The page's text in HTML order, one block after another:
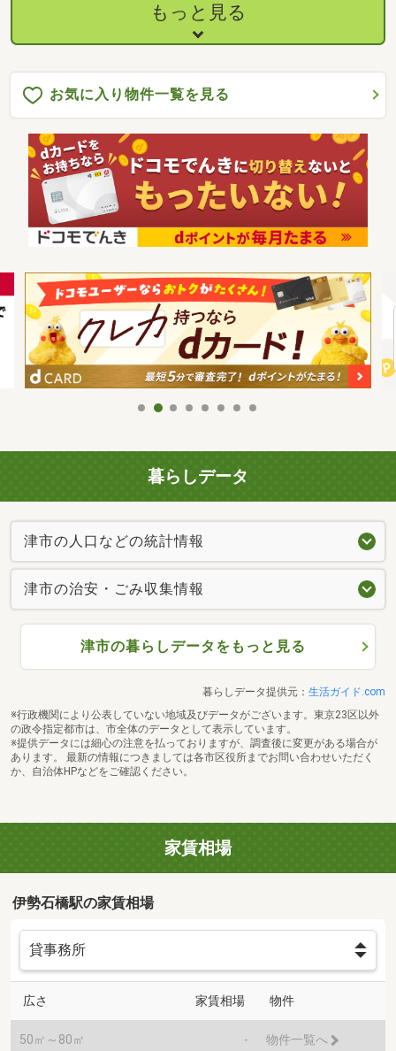
もっと見る
お気に入り物件一覧を見る
暮らしデータ
津市の人口などの統計情報
津市の治安・ごみ収集情報
津市の暮らしデータをもっと見る
暮らしデータ提供元： 生活ガイド.com
※行政機関により公表していない地域及びデータがございます。東京23区以外
の政令指定都市は、市全体のデータとして表示しています。
※提供データには細心の注意を払っておりますが、調査後に変更がある場合が
あります。 最新の情報につきましては各市区役所までお問い合わせいただく
か、自治体HPなどをご確認ください。
家賃相場
伊勢石橋駅の家賃相場
広さ 家賃相場 物件
50㎡～80㎡ - 物件一覧へ